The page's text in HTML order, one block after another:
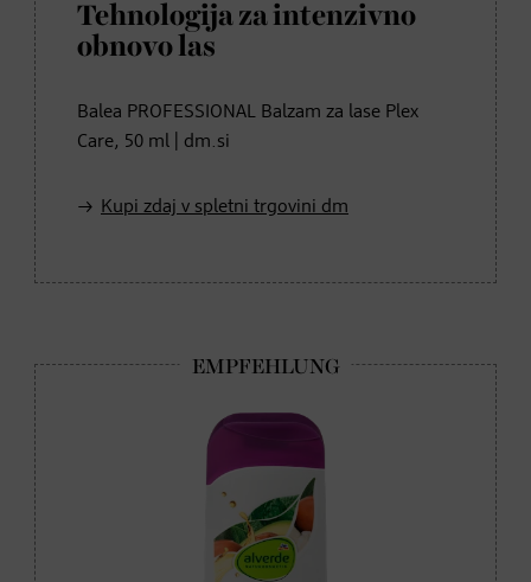
Tehnologija za intenzivno
obnovo las
Balea PROFESSIONAL Balzam za lase Plex
Care, 50 ml | dm.si
Kupi zdaj v spletni trgovini dm